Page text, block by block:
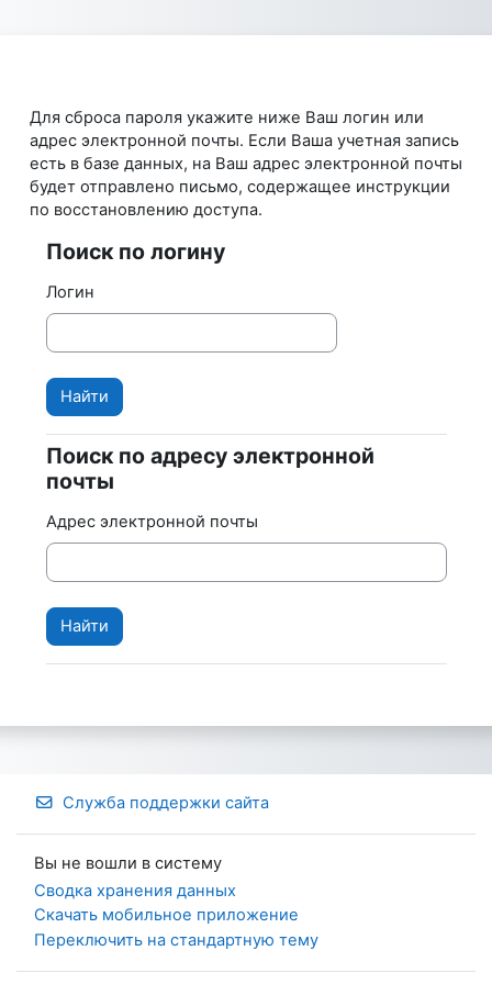
Для сброса пароля укажите ниже Ваш логин или
адрес электронной почты. Если Ваша учетная запись
есть в базе данных, на Ваш адрес электронной почты
будет отправлено письмо, содержащее инструкции
по восстановлению доступа.
Поиск по логину
Поиск по логину
Логин
Поиск по адресу электронной почты
Поиск по адресу электронной
почты
Адрес электронной почты
Служба поддержки сайта
Вы не вошли в систему
Сводка хранения данных
Скачать мобильное приложение
Переключить на стандартную тему